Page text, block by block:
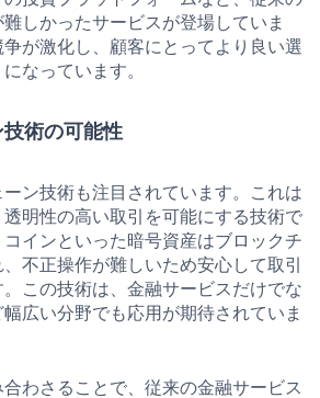
しかったサービスが登場していま
が激化し、顧客にとってより良い選
なっています。
術の可能性
ン技術も注目されています。これは
明性の高い取引を可能にする技術で
インといった暗号資産はブロックチ
不正操作が難しいため安心して取引
この技術は、金融サービスだけでな
広い分野でも応用が期待されていま
わさることで、従来の金融サービス